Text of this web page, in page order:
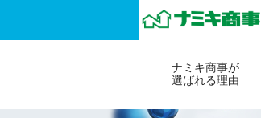
ナミキ商事が
選ばれる理由